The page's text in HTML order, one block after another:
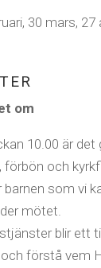
30 mars, 27
om
10.00 är
förbön och
som vi
mötet.
blir ett
förstå vem